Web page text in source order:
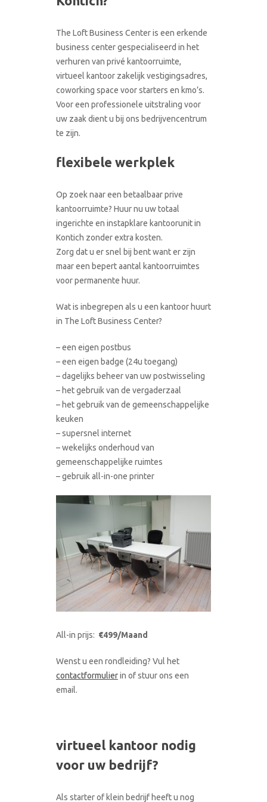
The Loft Business Center is een erkende
business center gespecialiseerd in het
verhuren van privé kantoorruimte,
virtueel kantoor zakelijk vestigingsadres,
coworking space voor starters en kmo’s.
Voor een professionele uitstraling voor
uw zaak dient u bij ons bedrijvencentrum
te zijn.
flexibele werkplek
Op zoek naar een betaalbaar prive
kantoorruimte? Huur nu uw totaal
ingerichte en instapklare kantoorunit in
Kontich zonder extra kosten.
Zorg dat u er snel bij bent want er zijn
maar een bepert aantal kantoorruimtes
voor permanente huur.
Wat is inbegrepen als u een kantoor huurt
in The Loft Business Center?
– een eigen postbus
– een eigen badge (24u toegang)
– dagelijks beheer van uw postwisseling
– het gebruik van de vergaderzaal
– het gebruik van de gemeenschappelijke
keuken
– supersnel internet
– wekelijks onderhoud van
gemeenschappelijke ruimtes
– gebruik all-in-one printer
All-in prijs: €499/Maand
Wenst u een rondleiding? Vul het
contactformulierin of stuur ons een
email.
virtueel kantoor nodig
voor uw bedrijf?
Als starter of klein bedrijf heeft u nog